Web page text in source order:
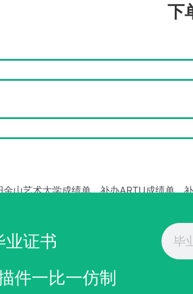
下
金山艺术大学成绩单 补办ARTU成绩单
业证书
件一比一仿制
Search